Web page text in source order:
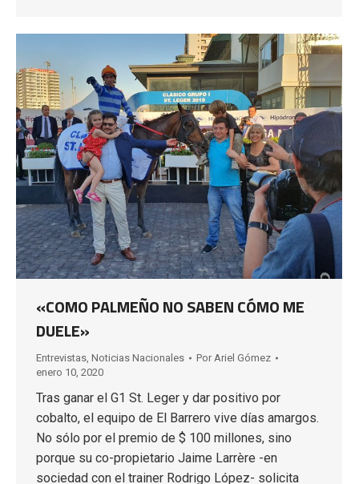
«COMO PALMEÑO NO SABEN CÓMO ME
DUELE»
Entrevistas Noticias Nacionales Por Ariel Gómez
enero 10, 2020
Tras ganar el G1 St. Leger y dar positivo por
cobalto, el equipo de El Barrero vive días amargos.
No sólo por el premio de $ 100 millones, sino
porque su co-propietario Jaime Larrère -en
sociedad con el trainer Rodrigo López- solicita